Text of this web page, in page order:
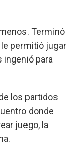
Terminó
permitió jugar
ingenió para
los partidos
donde
juego, la